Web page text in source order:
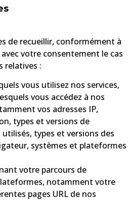
de recueillir, conformément à
votre consentement le cas
relatives :
vous utilisez nos services,
vous accédez à nos
vos adresses IP,
types et versions de
types et versions des
systèmes et plateformes
votre parcours de
notamment votre
pages URL de nos